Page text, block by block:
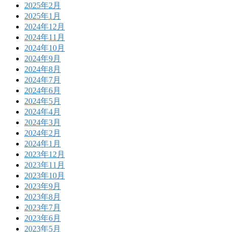
2025年2月
2025年1月
2024年12月
2024年11月
2024年10月
2024年9月
2024年8月
2024年7月
2024年6月
2024年5月
2024年4月
2024年3月
2024年2月
2024年1月
2023年12月
2023年11月
2023年10月
2023年9月
2023年8月
2023年7月
2023年6月
2023年5月